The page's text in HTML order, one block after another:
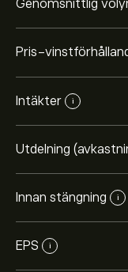
Genomsnittlig
Pris-
Intäkter i
Utdelning
Innan stängning i
EPS i